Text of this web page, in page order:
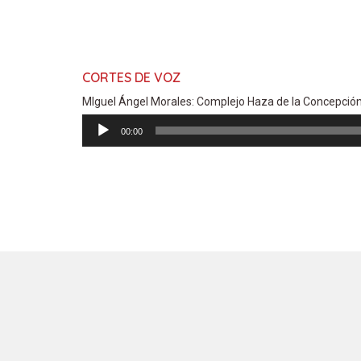
CORTES DE VOZ
MIguel Ángel Morales: Complejo Haza de la Concepción
Reproductor
00:00